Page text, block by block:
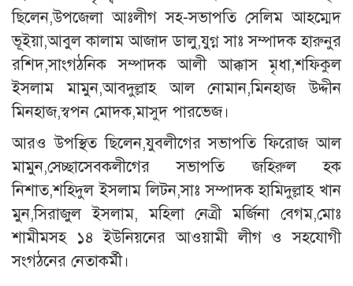
ছিলেন,উপজেলা আঃলীগ সহ-সভাপতি সেলিম আহম্মেদ
ভূইয়া,আবুল কালাম আজাদ ডালু,যুগ্ন সাঃ সম্পাদক হারুনুর
রশিদ,সাংগঠনিক সম্পাদক আলী আক্কাস মৃধা,শফিকুল
ইসলাম মামুন,আবদুল্লাহ আল নোমান,মিনহাজ উদ্দীন
মিনহাজ,স্বপন মোদক,মাসুদ পারভেজ।
আরও উপস্থিত ছিলেন,যুবলীগের সভাপতি ফিরোজ আল
মামুন,সেচ্ছাসেবকলীগের সভাপতি জহিরুল হক
নিশাত,শহিদুল ইসলাম লিটন,সাঃ সম্পাদক হামিদুল্লাহ খান
মুন,সিরাজুল ইসলাম, মহিলা নেত্রী মর্জিনা বেগম,মোঃ
শামীমসহ ১৪ ইউনিয়নের আওয়ামী লীগ ও সহযোগী
সংগঠনের নেতাকর্মী।